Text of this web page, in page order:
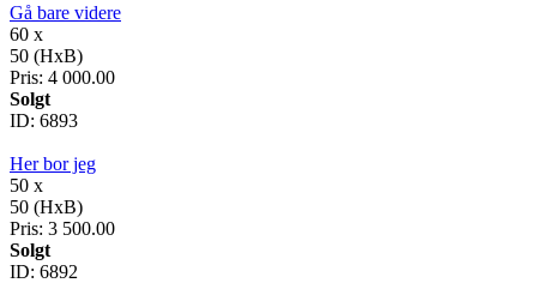
Gå bare videre
60 x
50 (HxB)
Pris: 4 000.00
Solgt
ID: 6893
Her bor jeg
50 x
50 (HxB)
Pris: 3 500.00
Solgt
ID: 6892